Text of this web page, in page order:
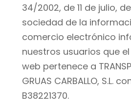
34/2002, de 11 de julio,
sociedad de la
comercio electrónico
nuestros usuarios que
web pertenece a
GRUAS CARBALLO, S.L.
B38221370.